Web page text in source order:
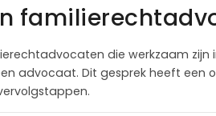
die werkzaam zijn
advocaat. Dit gesprek heeft een